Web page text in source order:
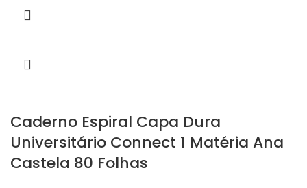
Caderno Espiral Capa Dura
Universitário Connect 1 Matéria Ana
Castela 80 Folhas